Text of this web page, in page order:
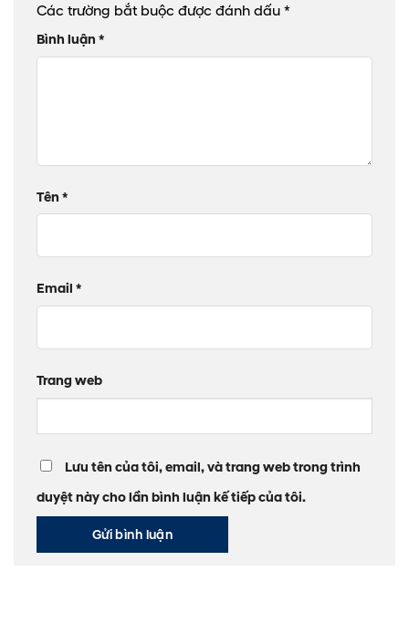
Các trường bắt buộc được đánh dấu *
Bình luận *
Tên *
Email *
Trang web
Lưu tên của tôi, email, và trang web trong trình
duyệt này cho lần bình luận kế tiếp của tôi.